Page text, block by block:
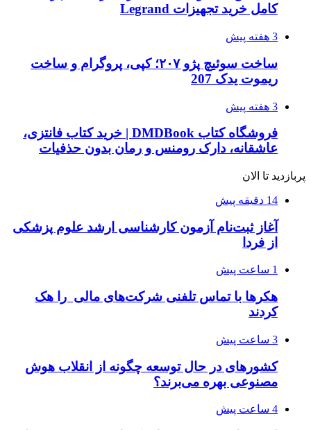
کامل خرید تجهیزات Legrand
3 هفته پیش
ساخت سوئیچ پژو ۲۰۷؛ کپی، پروگرام و ساخت
ریموت یدک 207
3 هفته پیش
فروشگاه کتاب DMDBook | خرید کتاب فانتزی،
عاشقانه، دارک رومنس و رمان بدون حذفیات
پربازدید تا الان
14 دقیقه پیش
آغاز ثبت‌نام‌ آزمون کارشناسی ارشد علوم پزشکی
از فردا
1 ساعت پیش
هکرها با تماس تلفنی شرکت‌های مالی را هک
کردند
3 ساعت پیش
کشورهای در حال توسعه چگونه از انقلاب هوش
مصنوعی بهره می‌برند؟
4 ساعت پیش